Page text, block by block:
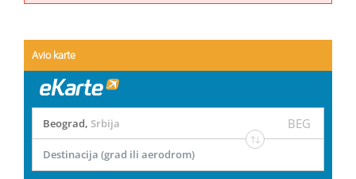
Avio karte
Beograd, Srbija BEG
Destinacija (grad ili aerodrom)